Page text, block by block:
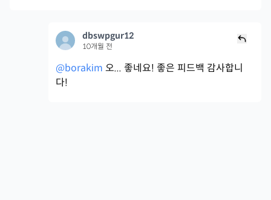
dbswpgur12
10개월 전
@borakim 오... 좋네요! 좋은 피드백 감사합니
다!